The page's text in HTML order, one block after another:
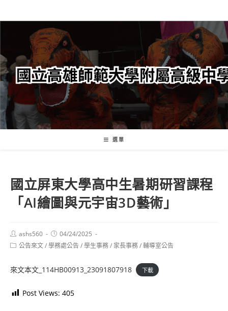
轉
要
內
容
選單
國立屏東大學高中生暑期研習課程
「AI繪圖與元宇宙3D藝術」
Post
author:
ashs560
Post
published:
04/24/2025
Post公告來文/學務處公告/學生事務/ 家長事務/輔導室公告
來文本文_114HB00913_23091807918 下載
Post Views: 405